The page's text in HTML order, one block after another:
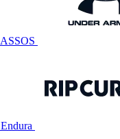
ASSOS
Endura